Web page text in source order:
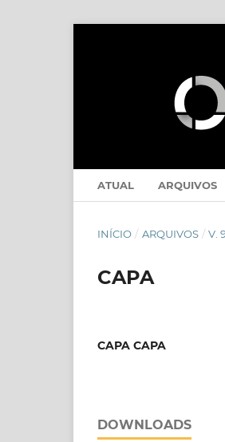
ATUAL ARQUIVOS
INÍCIO / ARQUIVOS / V.
CAPA
CAPA CAPA
DOWNLOADS